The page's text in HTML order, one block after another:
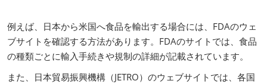
例えば、日本から米国へ食品を輸出する場合には、FDAのウェ
ブサイトを確認する方法があります。FDAのサイトでは、食品
の種類ごとに輸入手続きや規制の詳細が記載されています。
また、日本貿易振興機構（JETRO）のウェブサイトでは、各国